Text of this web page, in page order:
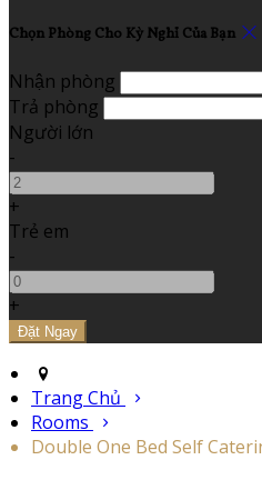
Chọn Phòng Cho Kỳ Nghỉ Của Bạn
Nhận phòng
Trả phòng
Người lớn
-
+
Trẻ em
-
+
Trang Chủ
Rooms
Double One Bed Self